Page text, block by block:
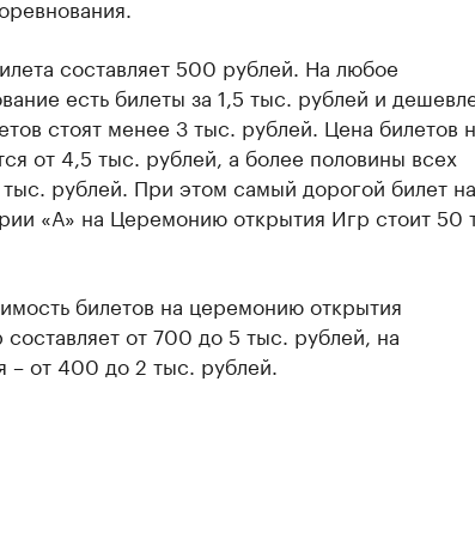
составляет 500 рублей. На любое
есть билеты за 1,5 тыс. рублей и
стоят менее 3 тыс. рублей. Цена билетов
от 4,5 тыс. рублей, а более половины всех
рублей. При этом самый дорогой билет на
«А» на Церемонию открытия Игр стоит 50
билетов на церемонию открытия
от 700 до 5 тыс. рублей, на
от 400 до 2 тыс. рублей.